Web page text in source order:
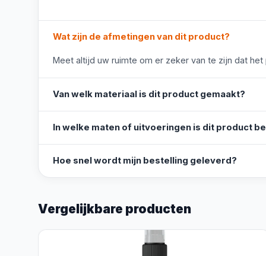
Wat zijn de afmetingen van dit product?
Meet altijd uw ruimte om er zeker van te zijn dat het
Van welk materiaal is dit product gemaakt?
In welke maten of uitvoeringen is dit product
Hoe snel wordt mijn bestelling geleverd?
Vergelijkbare producten